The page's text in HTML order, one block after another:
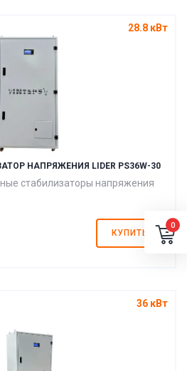
28.8 кВт
НАПРЯЖЕНИЯ LIDER PS36W-30
стабилизаторы напряжения
КУПИТЬ
36 кВт
0